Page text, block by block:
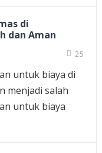
di
dan Aman
25
untuk biaya di
menjadi salah
untuk biaya